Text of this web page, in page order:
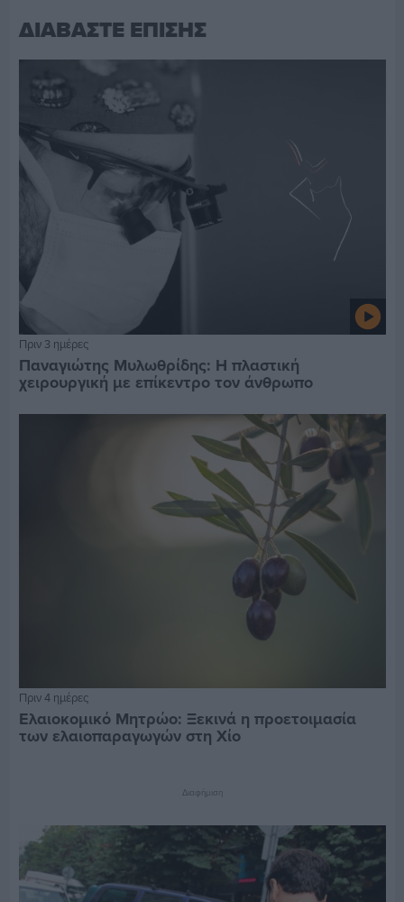
ΔΙΑΒΑΣΤΕ ΕΠΙΣΗΣ
Πριν 3 ημέρες
Παναγιώτης Μυλωθρίδης: Η πλαστική
χειρουργική με επίκεντρο τον άνθρωπο
Πριν 4 ημέρες
Ελαιοκομικό Μητρώο: Ξεκινά η προετοιμασία
των ελαιοπαραγωγών στη Χίο
Διαφήμιση